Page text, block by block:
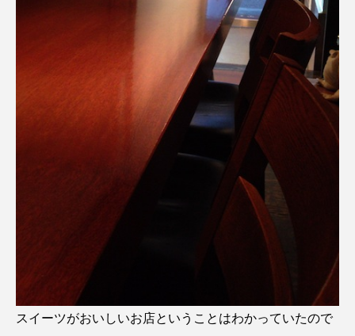
スイーツがおいしいお店ということはわかっていたので